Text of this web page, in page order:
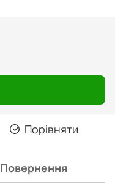
Порівняти
Повернення